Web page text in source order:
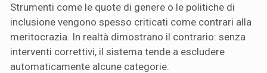
Strumenti come le quote di genere o le politiche di
inclusione vengono spesso criticati come contrari alla
meritocrazia. In realtà dimostrano il contrario: senza
interventi correttivi, il sistema tende a escludere
automaticamente alcune categorie.